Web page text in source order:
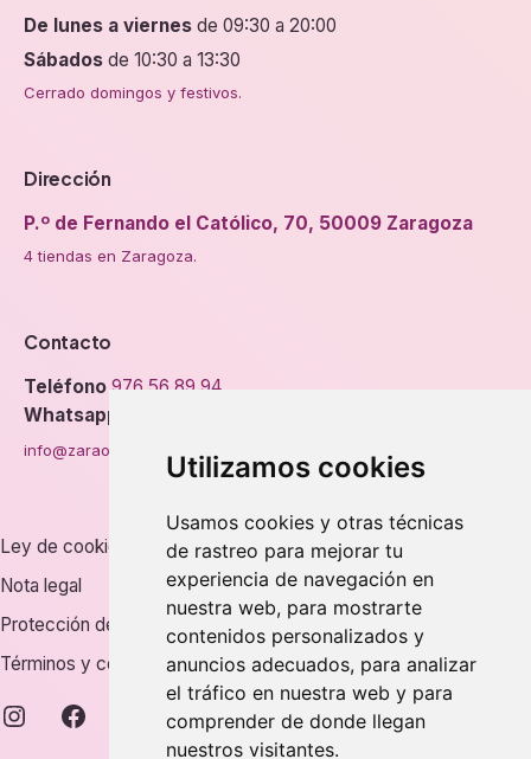
Utilizamos cookies
Usamos cookies y otras técnicas
de rastreo para mejorar tu
experiencia de navegación en
nuestra web, para mostrarte
contenidos personalizados y
anuncios adecuados, para analizar
el tráfico en nuestra web y para
comprender de donde llegan
nuestros visitantes.
De lunes a viernes de 09:30 a 20:00
Sábados de 10:30 a 13:30
Cerrado domingos y festivos.
Dirección
P.º de Fernando el Católico, 70, 50009 Zaragoza
4 tiendas en Zaragoza.
Contacto
Teléfono 976 56 89 94
Whatsapp
info@zaraorto.com
Ley de cookies
Nota legal
Protección de datos
Términos y condiciones
instagram